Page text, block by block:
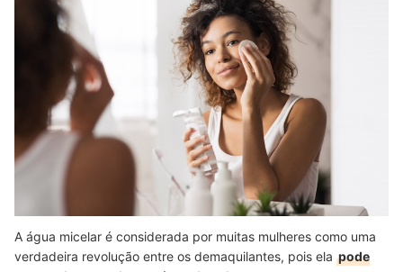
A água micelar é considerada por muitas mulheres como uma
verdadeira revolução entre os demaquilantes, pois ela pode